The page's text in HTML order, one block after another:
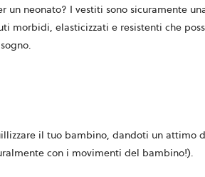
neonato? I vestiti sono sicuramente
morbidi, elasticizzati e resistenti che
il tuo bambino, dandoti un
con i movimenti del bambino!).